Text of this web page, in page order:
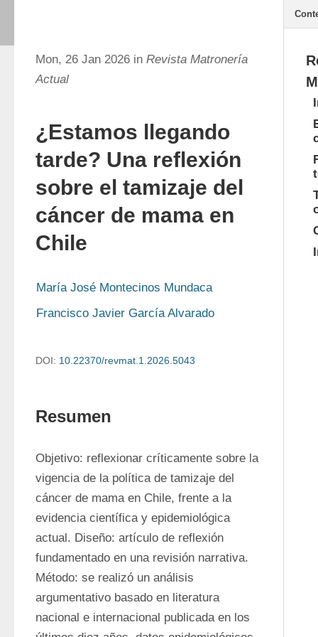
Mon, 26 Jan 2026 in Revista Matronería
Actual
¿Estamos llegando
tarde? Una reflexión
sobre el tamizaje del
cáncer de mama en
Chile
María José Montecinos Mundaca
Francisco Javier García Alvarado
DOI: 10.22370/revmat.1.2026.5043
Resumen
Objetivo: reflexionar críticamente sobre la
vigencia de la política de tamizaje del
cáncer de mama en Chile, frente a la
evidencia científica y epidemiológica
actual. Diseño: artículo de reflexión
fundamentado en una revisión narrativa.
Método: se realizó un análisis
argumentativo basado en literatura
nacional e internacional publicada en los